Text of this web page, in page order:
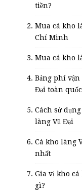
tiền?
Mua cá kho
Chí Minh
Mua cá kho
Bảng phí
Đại toàn quốc
Cách sử
làng Vũ Đại
Cá kho làng
nhất
Gia vị kho cá
gì?